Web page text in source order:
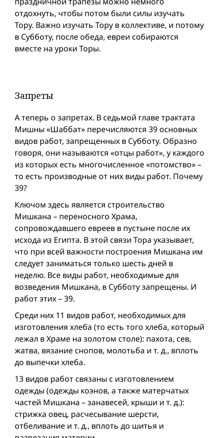
отдохнуть, чтобы потом были силы изучать
Тору. Важно изучать Тору в коллективе, и потому
в Субботу, после обеда, евреи собираются
вместе на уроки Торы.
Запреты
А теперь о запретах. В седьмой главе трактата
Мишны «Шаббат» перечисляются 39 основных
видов работ, запрещенных в Субботу. Образно
говоря, они называются «отцы работ», у каждого
из которых есть многочисленное «потомство» –
то есть производные от них виды работ. Почему
39?
Ключом здесь является строительство
Мишкана – переносного Храма,
сопровождавшего евреев в пустыне после их
исхода из Египта. В этой связи Тора указывает,
что при всей важности построения Мишкана им
следует заниматься только шесть дней в
неделю. Все виды работ, необходимые для
возведения Мишкана, в Субботу запрещены. И
работ этих – 39.
Среди них 11 видов работ, необходимых для
изготовления хлеба (то есть того хлеба, который
лежал в Храме на золотом столе): пахота, сев,
жатва, вязание снопов, молотьба и т. д., вплоть
до выпечки хлеба.
13 видов работ связаны с изготовлением
одежды (одежды коэнов, а также матерчатых
частей Мишкана – занавесей, крыши и т. д.):
стрижка овец, расчесывание шерсти,
отбеливание и т. д., вплоть до шитья и